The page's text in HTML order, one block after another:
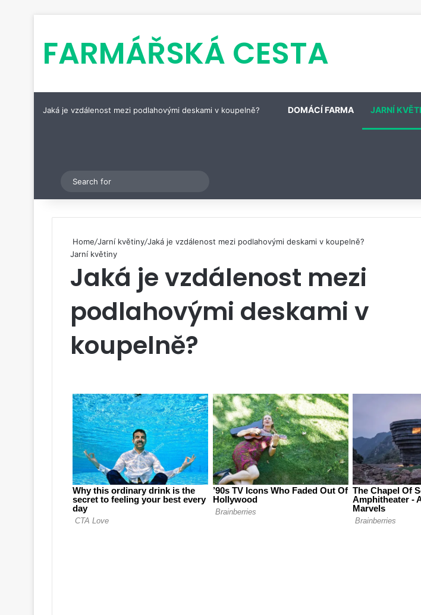
FARMÁŘSKÁ CESTA
Jaká je vzdálenost mezi podlahovými deskami v koupelně? DOMÁCÍ FARMA JARNÍ
Switch skin
for
Home/Jarní květiny/Jaká je vzdálenost mezi podlahovými deskami v koupelně?
Jarní květiny
Jaká je vzdálenost mezi
podlahovými deskami v
koupelně?